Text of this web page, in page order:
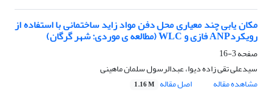
مکان یابی چند معیاری محل دفن مواد زاید ساختمانی با استفاده از
رویکردANP فازی و WLC (مطالعه ی موردی: شهر گرگان)
صفحه3-16
سیدعلی تقی زاده دیوا، عبدالرسول سلمان ماهینی
مشاهده مقاله
اصل مقاله 1.16 M